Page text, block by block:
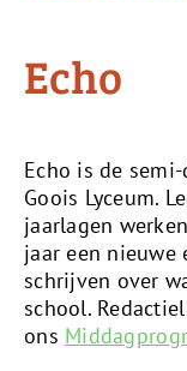
Echo
Echo is de
Goois Lyceum.
jaarlagen
jaar een nieuwe
schrijven over
school.
ons